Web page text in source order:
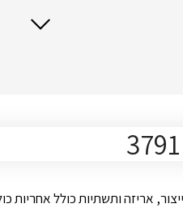
אריזה ותשתיות כולל אחריות